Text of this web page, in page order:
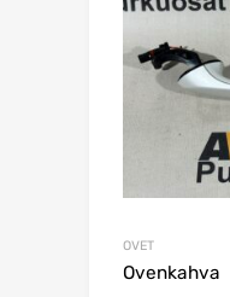
OVET
Ovenkahva